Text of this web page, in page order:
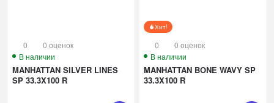
0
0 оценок
В наличии
MANHATTAN SILVER LINES
SP 33.3X100 R
Хит!
0
0 оценок
В наличии
MANHATTAN BONE WAVY SP
33.3X100 R